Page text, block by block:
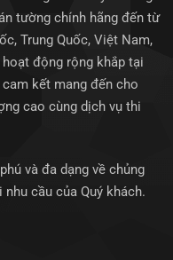
tường chính hãng đến từ
Trung Quốc, Việt Nam,
động rộng khắp tại
kết mang đến cho
cao cùng dịch vụ thi
và đa dạng về chủng
cầu của Quý khách.